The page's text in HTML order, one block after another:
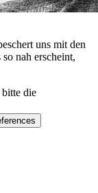
uns mit den
nah erscheint,
die